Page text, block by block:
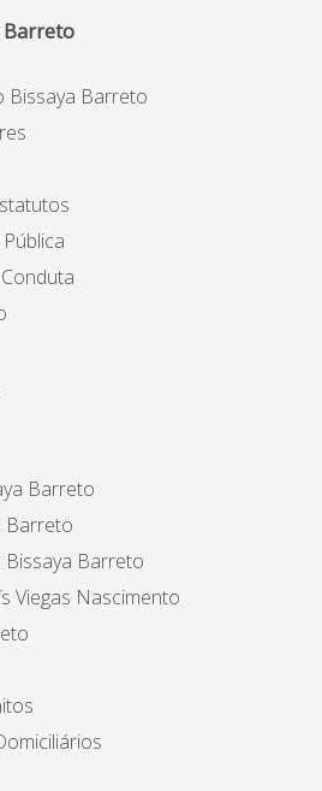
Barreto
Bissaya Barreto
Barreto
Barreto
Barreto
Viegas Nascimento